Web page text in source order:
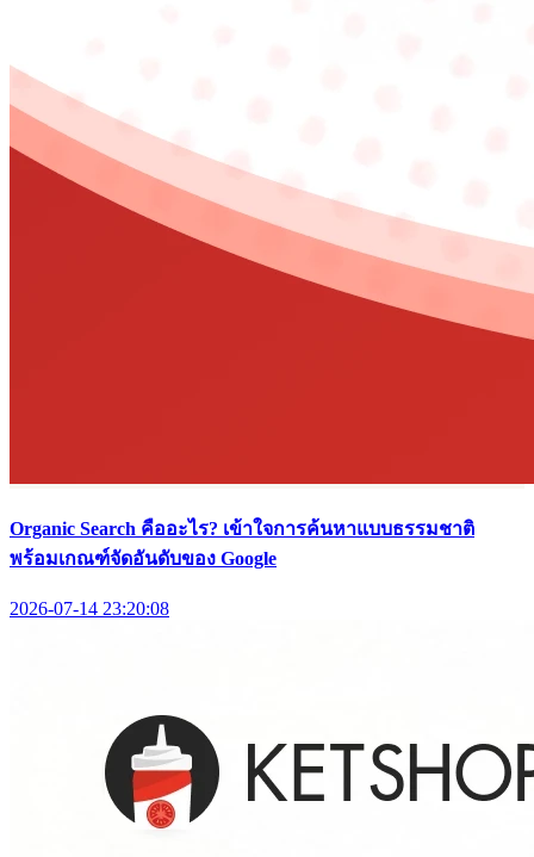
Organic Search คืออะไร? เข้าใจการค้นหาแบบธรรมชาติ
พร้อมเกณฑ์จัดอันดับของ Google
2026-07-14 23:20:08